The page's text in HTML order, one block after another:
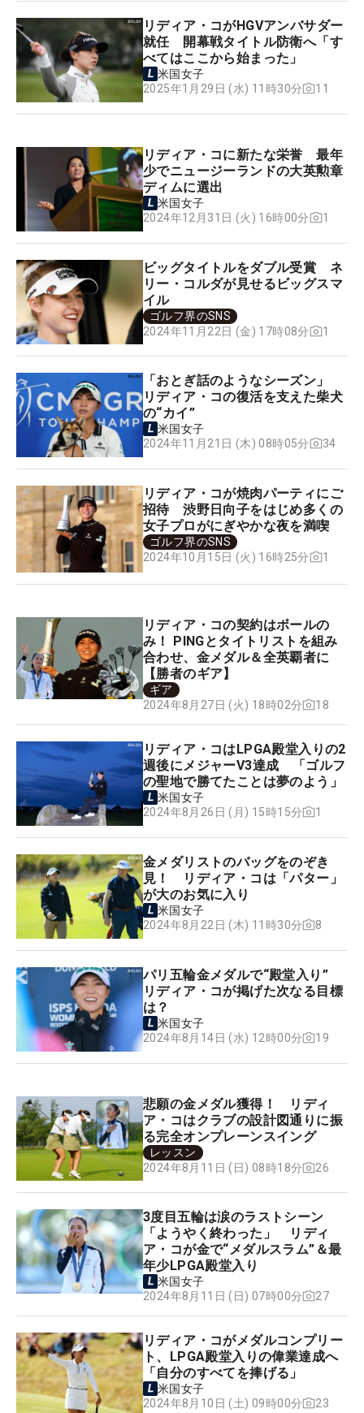
リディア・コがHGVアンバサダー
就任 開幕戦タイトル防衛へ「す
べてはここから始まった」
米国女子
2025年1月29日 (水) 11時30分
11
リディア・コに新たな栄誉 最年
少でニュージーランドの大英勲章
ディムに選出
米国女子
2024年12月31日 (火) 16時00分
1
ビッグタイトルをダブル受賞 ネ
リー・コルダが見せるビッグスマ
イル
ゴルフ界のSNS
2024年11月22日 (金) 17時08分
1
「おとぎ話のようなシーズン」
リディア・コの復活を支えた柴犬
の“カイ”
米国女子
2024年11月21日 (木) 08時05分
34
リディア・コが焼肉パーティにご
招待 渋野日向子をはじめ多くの
女子プロがにぎやかな夜を満喫
ゴルフ界のSNS
2024年10月15日 (火) 16時25分
1
リディア・コの契約はボールの
み！ PINGとタイトリストを組み
合わせ、金メダル＆全英覇者に
【勝者のギア】
ギア
2024年8月27日 (火) 18時02分
18
リディア・コはLPGA殿堂入りの2
週後にメジャーV3達成 「ゴルフ
の聖地で勝てたことは夢のよう」
米国女子
2024年8月26日 (月) 15時15分
1
金メダリストのバッグをのぞき
見！ リディア・コは「パター」
が大のお気に入り
米国女子
2024年8月22日 (木) 11時30分
8
パリ五輪金メダルで“殿堂入り”
リディア・コが掲げた次なる目標
は？
米国女子
2024年8月14日 (水) 12時00分
19
悲願の金メダル獲得！ リディ
ア・コはクラブの設計図通りに振
る完全オンプレーンスイング
レッスン
2024年8月11日 (日) 08時18分
26
3度目五輪は涙のラストシーン
「ようやく終わった」 リディ
ア・コが金で“メダルスラム”＆最
年少LPGA殿堂入り
米国女子
2024年8月11日 (日) 07時00分
27
リディア・コがメダルコンプリー
ト、LPGA殿堂入りの偉業達成へ
「自分のすべてを捧げる」
米国女子
2024年8月10日 (土) 09時00分
23